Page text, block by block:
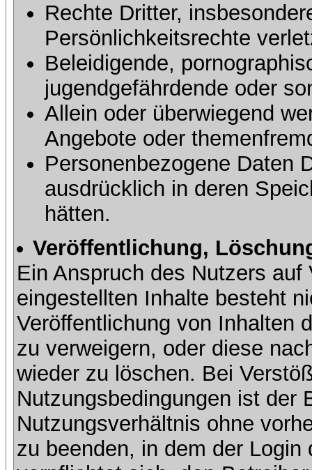
Rechte Dritter,
Persönlichkeitsrechte
Beleidigende,
jugendgefährdende oder
Allein oder überwiegend
Angebote oder
Personenbezogene Daten
ausdrücklich in deren
hätten.
Veröffentlichung,
Ein Anspruch des Nutzers
eingestellten Inhalte besteht
Veröffentlichung von Inhalten
zu verweigern, oder diese
wieder zu löschen. Bei
Nutzungsbedingungen ist der
Nutzungsverhältnis ohne
zu beenden, in dem der